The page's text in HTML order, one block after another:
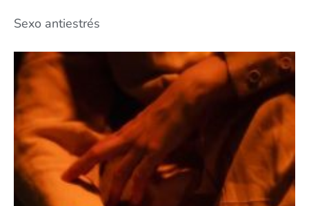
Sexo antiestrés